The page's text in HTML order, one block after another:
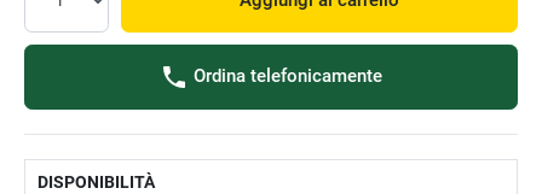
Ordina telefonicamente
DISPONIBILITÀ